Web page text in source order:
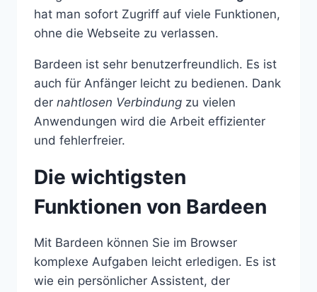
hat man sofort Zugriff auf viele Funktionen,
ohne die Webseite zu verlassen.
Bardeen ist sehr benutzerfreundlich. Es ist
auch für Anfänger leicht zu bedienen. Dank
der nahtlosen Verbindung zu vielen
Anwendungen wird die Arbeit effizienter
und fehlerfreier.
Die wichtigsten
Funktionen von Bardeen
Mit Bardeen können Sie im Browser
komplexe Aufgaben leicht erledigen. Es ist
wie ein persönlicher Assistent, der